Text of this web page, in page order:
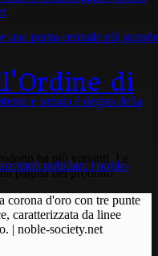
di
ha più varianti. Le
pagina del prodotto